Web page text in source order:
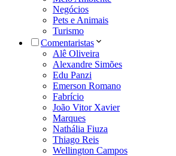
Negócios
Pets e Animais
Turismo
Comentaristas
Alê Oliveira
Alexandre Simões
Edu Panzi
Emerson Romano
Fabrício
João Vitor Xavier
Marques
Nathália Fiuza
Thiago Reis
Wellington Campos